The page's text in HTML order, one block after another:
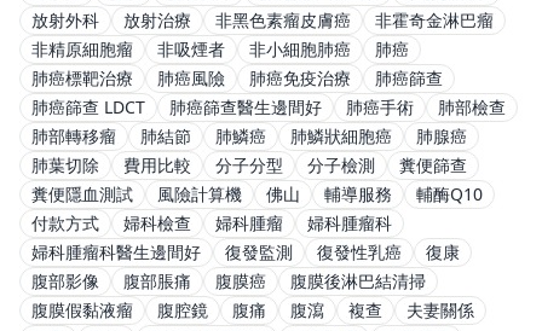
放射外科
放射治療 非黑色素瘤皮膚癌
非霍奇金淋巴瘤
非精原細胞瘤
非吸煙者 非小細胞肺癌
肺癌
肺癌標靶治療
肺癌風險 肺癌免疫治療
肺癌篩查
肺癌篩查 LDCT
肺癌篩查醫生邊間好 肺癌手術
肺部檢查
肺部轉移瘤
肺結節 肺鱗癌 肺鱗狀細胞癌
肺腺癌
肺葉切除
費用比較 分子分型 分子檢測
糞便篩查
糞便隱血測試
風險計算機 佛山 輔導服務
輔酶Q10
付款方式
婦科檢查 婦科腫瘤
婦科腫瘤科
婦科腫瘤科醫生邊間好
復發監測 復發性乳癌
復康
腹部影像
腹部脹痛 腹膜癌
腹膜後淋巴結清掃
腹膜假黏液瘤
腹腔鏡 腹痛 腹瀉 複查
夫妻關係